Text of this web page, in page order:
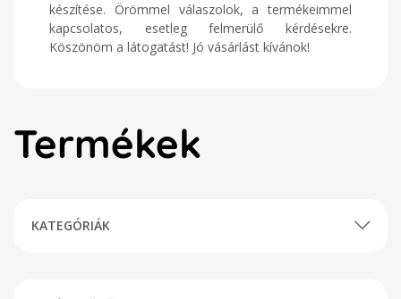
készítése. Örömmel válaszolok, a termékeimmel
kapcsolatos, esetleg felmerülő kérdésekre.
Köszönöm a látogatást! Jó vásárlást kívánok!
Termékek
KATEGÓRIÁK